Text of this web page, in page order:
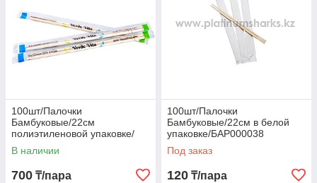
100шт/Палочки
Бамбуковые/22см
полиэтиленовой упаковке/
БАР000040
В наличии
700 ₸/пара
100шт/Палочки
Бамбуковые/22см в белой
упаковке/БАР000038
Под заказ
120 ₸/пара